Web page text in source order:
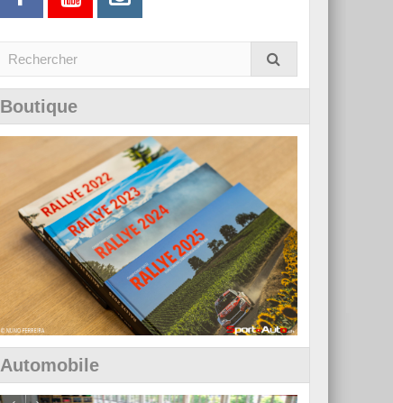
Boutique
Automobile